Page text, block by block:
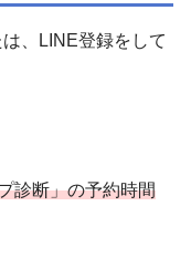
、LINE登録をして
診断」の予約時間